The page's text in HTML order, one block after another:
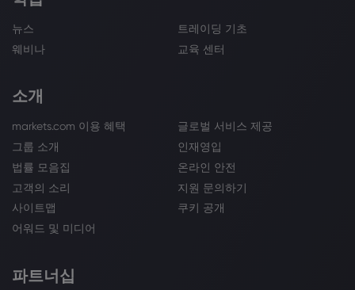
뉴스
트레이딩 기초
웨비나
교육 센터
소개
markets.com 이용 혜택
글로벌 서비스 제공
그룹 소개
인재영입
법률 모음집
온라인 안전
고객의 소리
지원 문의하기
사이트맵
쿠키 공개
어워드 및 미디어
파트너십